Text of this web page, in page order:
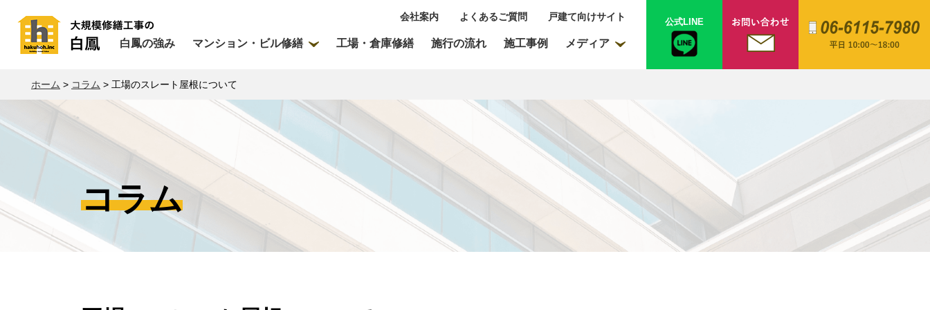
公式LINE
会社案内 よくあるご質問 戸建て向けサイト
白鳳の強み マンション・ビル修繕 工場・倉庫修繕 施行の流れ 施工事例 メディア
ホーム > コラム > 工場のスレート屋根について
コラム